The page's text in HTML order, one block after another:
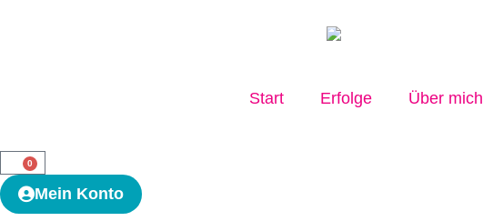
Start Erfolge Über mich
0
Mein Konto